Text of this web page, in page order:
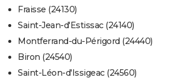
Fraisse (24130)
Saint-Jean-d'Estissac (24140)
Montferrand-du-Périgord (24440)
Biron (24540)
Saint-Léon-d'Issigeac (24560)